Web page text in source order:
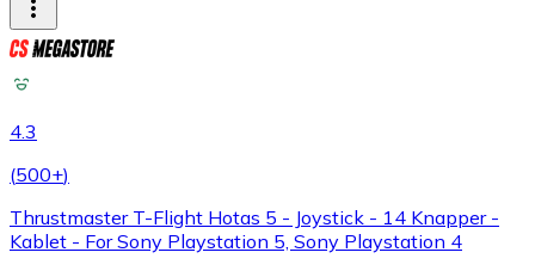
4.3
(500+)
Thrustmaster T-Flight Hotas 5 - Joystick - 14 Knapper -
Kablet - For Sony Playstation 5, Sony Playstation 4